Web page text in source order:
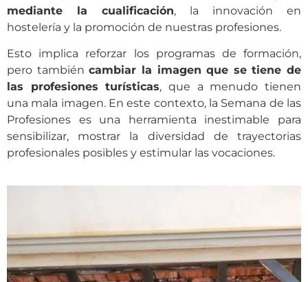
mediante la cualificación, la innovación en
hostelería y la promoción de nuestras profesiones.
Esto implica reforzar los programas de formación,
pero tambiéncambiar la imagen que se tiene de
las profesiones turísticas, que a menudo tienen
una mala imagen. En este contexto, la Semana de las
Profesiones es una herramienta inestimable para
sensibilizar, mostrar la diversidad de trayectorias
profesionales posibles y estimular las vocaciones.